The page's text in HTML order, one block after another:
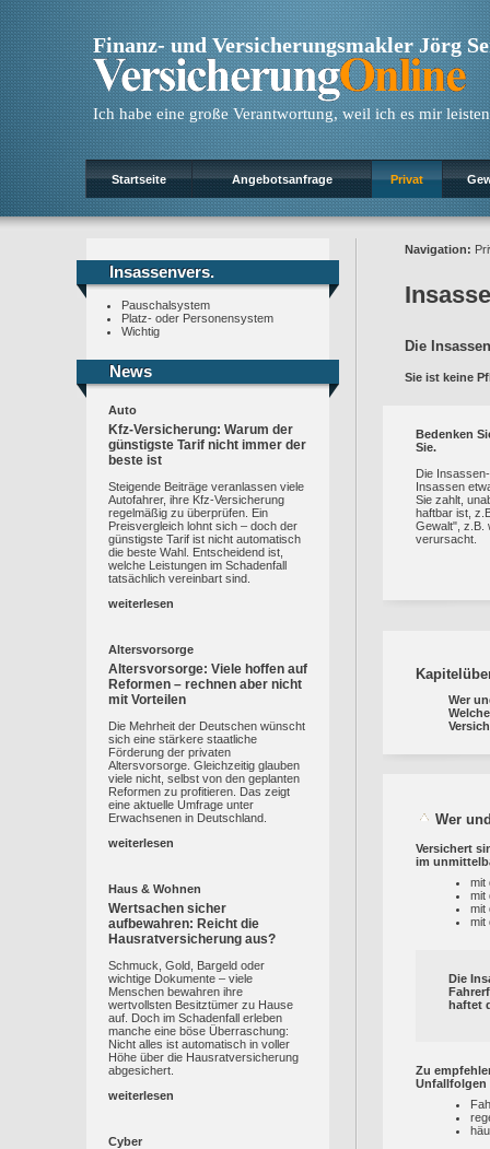
Finanz- und Versicherungsmakler Jörg
Ich habe eine große Verantwortung, weil ich es mir
Startseite Angebotsanfrage Privat
Insassenvers.
Insassenvers.
Pauschalsystem
Platz- oder Personensystem
Wichtig
News
News
Auto
Kfz-Versicherung: Warum der
günstigste Tarif nicht immer der
beste ist
Steigende Beiträge veranlassen viele
Autofahrer, ihre Kfz-Versicherung
regelmäßig zu überprüfen. Ein
Preisvergleich lohnt sich – doch der
günstigste Tarif ist nicht automatisch
die beste Wahl. Entscheidend ist,
welche Leistungen im Schadenfall
tatsächlich vereinbart sind.
weiterlesen
Altersvorsorge
Altersvorsorge: Viele hoffen auf
Reformen – rechnen aber nicht
mit Vorteilen
Die Mehrheit der Deutschen wünscht
sich eine stärkere staatliche
Förderung der privaten
Altersvorsorge. Gleichzeitig glauben
viele nicht, selbst von den geplanten
Reformen zu profitieren. Das zeigt
eine aktuelle Umfrage unter
Erwachsenen in Deutschland.
weiterlesen
Haus & Wohnen
Wertsachen sicher
aufbewahren: Reicht die
Hausratversicherung aus?
Schmuck, Gold, Bargeld oder
wichtige Dokumente – viele
Menschen bewahren ihre
wertvollsten Besitztümer zu Hause
auf. Doch im Schadenfall erleben
manche eine böse Überraschung:
Nicht alles ist automatisch in voller
Höhe über die Hausratversicherung
abgesichert.
weiterlesen
Cyber
Navigation:
Die
Sie ist keine
Bedenken
Sie.
Die
Insassen
Sie zahlt,
haftbar ist,
Gewalt", z.B.
verursacht.
Wer
Wer
Versichert
im
mit
mit
mit
mit
Die
haftet
Zu
Unfallfolgen